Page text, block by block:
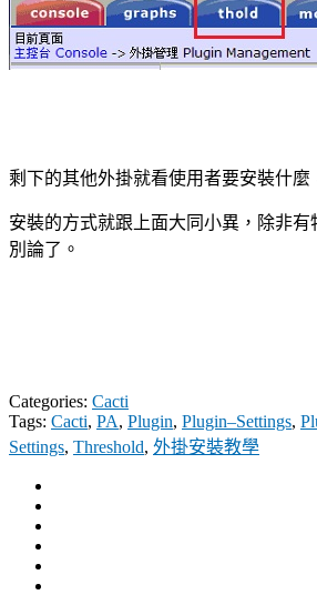
剩下的其他外掛就看使用者要安裝什麼
安裝的方式就跟上面大同小異，除非
別論了。
Categories: Cacti
Tags: Cacti, PA, Plugin, Plugin–Settings,
Settings, Threshold, 外掛安裝教學